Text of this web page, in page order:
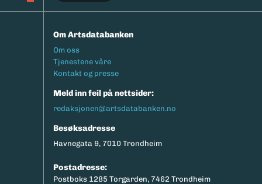
Om Artsdatabanken
Footermeny
Om oss
Tjenestene våre
Kontakt og presse
Meld inn feil på nettsider:
redaksjonen@artsdatabanken.no
Besøksadresse
Havnegata 9, 7010 Trondheim
Postadresse:
Postboks 1285 Torgarden, 7462 Trondheim